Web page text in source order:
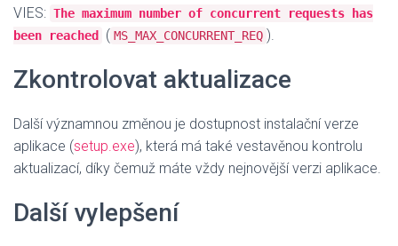
VIES: The maximum number of concurrent requests has
been reached
( MS_MAX_CONCURRENT_REQ ).
Zkontrolovat aktualizace
Další významnou změnou je dostupnost instalační verze
aplikace (setup.exe), která má také vestavěnou kontrolu
aktualizací, díky čemuž máte vždy nejnovější verzi aplikace.
Další vylepšení